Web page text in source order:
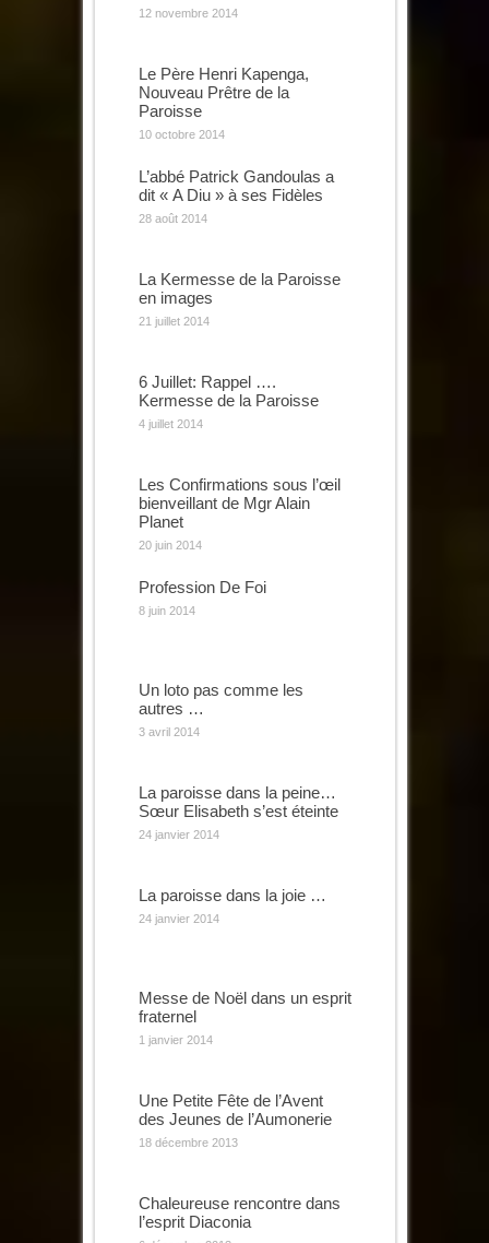
12 novembre 2014
Le Père Henri Kapenga,
Nouveau Prêtre de la
Paroisse
10 octobre 2014
L’abbé Patrick Gandoulas a
dit « A Diu » à ses Fidèles
28 août 2014
La Kermesse de la Paroisse
en images
21 juillet 2014
6 Juillet: Rappel ….
Kermesse de la Paroisse
4 juillet 2014
Les Confirmations sous l’œil
bienveillant de Mgr Alain
Planet
20 juin 2014
Profession De Foi
8 juin 2014
Un loto pas comme les
autres …
3 avril 2014
La paroisse dans la peine…
Sœur Elisabeth s’est éteinte
24 janvier 2014
La paroisse dans la joie …
24 janvier 2014
Messe de Noël dans un esprit
fraternel
1 janvier 2014
Une Petite Fête de l’Avent
des Jeunes de l’Aumonerie
18 décembre 2013
Chaleureuse rencontre dans
l’esprit Diaconia